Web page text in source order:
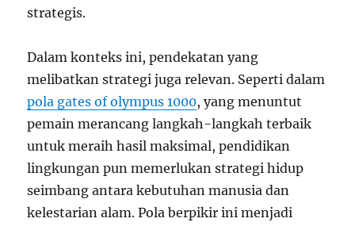
strategis.
Dalam konteks ini, pendekatan yang
melibatkan strategi juga relevan. Seperti dalam
pola gates of olympus 1000, yang menuntut
pemain merancang langkah-langkah terbaik
untuk meraih hasil maksimal, pendidikan
lingkungan pun memerlukan strategi hidup
seimbang antara kebutuhan manusia dan
kelestarian alam. Pola berpikir ini menjadi